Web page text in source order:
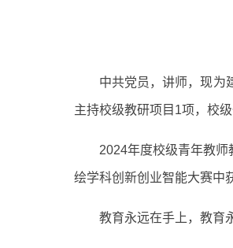
中共党员，讲师，现为
主持校级教研项目1项，校
2024年度校级青年教
绘学科创新创业智能大赛中
教育永远在手上，教育